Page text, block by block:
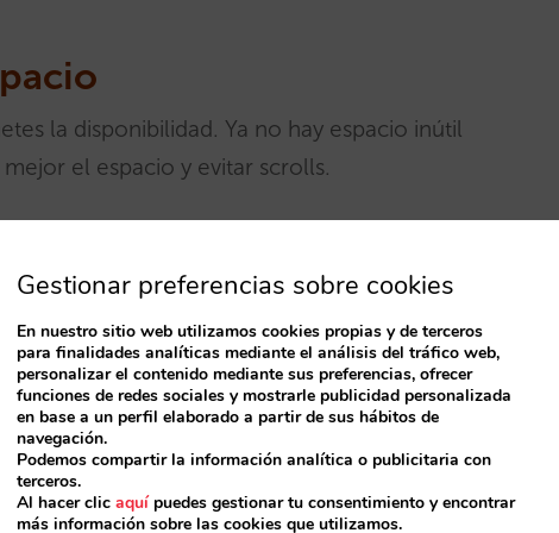
la disponibilidad. Ya no hay espacio inútil
el espacio y evitar scrolls.
Gestionar preferencias sobre cookies
En nuestro sitio web utilizamos cookies propias y de terceros
para finalidades analíticas mediante el análisis del tráfico web,
personalizar el contenido mediante sus preferencias, ofrecer
funciones de redes sociales y mostrarle publicidad personalizada
en base a un perfil elaborado a partir de sus hábitos de
navegación.
Podemos compartir la información analítica o publicitaria con
terceros.
Al hacer clic aquípuedes gestionar tu consentimiento y encontrar
más información sobre las cookies que utilizamos.